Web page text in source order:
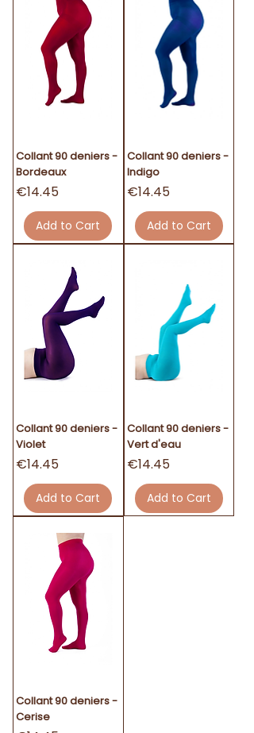
Collant 90 deniers -
Bordeaux
Price
€14.45
Add to Cart
Collant 90 deniers -
Indigo
Price
€14.45
Add to Cart
Collant 90 deniers -
Violet
Price
€14.45
Add to Cart
Collant 90 deniers -
Vert d'eau
Price
€14.45
Add to Cart
Collant 90 deniers -
Cerise